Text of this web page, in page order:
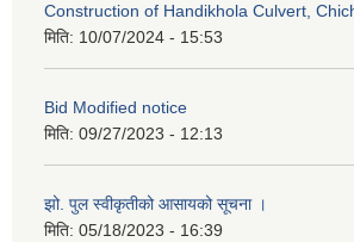
Construction of Handikhola Culvert,
मिति: 10/07/2024 - 15:53
Bid Modified notice
मिति: 09/27/2023 - 12:13
झो. पुल स्वीकृतीको आसायको सूचना ।
मिति: 05/18/2023 - 16:39